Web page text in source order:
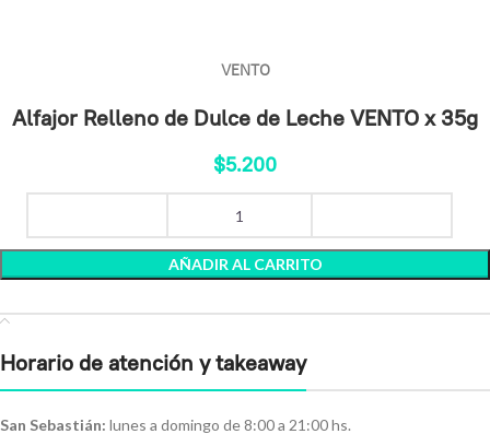
VENTO
Alfajor Relleno de Dulce de Leche VENTO x 35g
$5.200
AÑADIR AL CARRITO
Horario de atención y takeaway
San Sebastián: lunes a domingo de 8:00 a 21:00 hs.